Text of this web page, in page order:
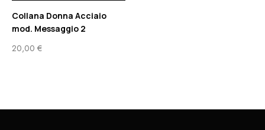
Collana Donna Acciaio
mod. Messaggio 2
20,00 €